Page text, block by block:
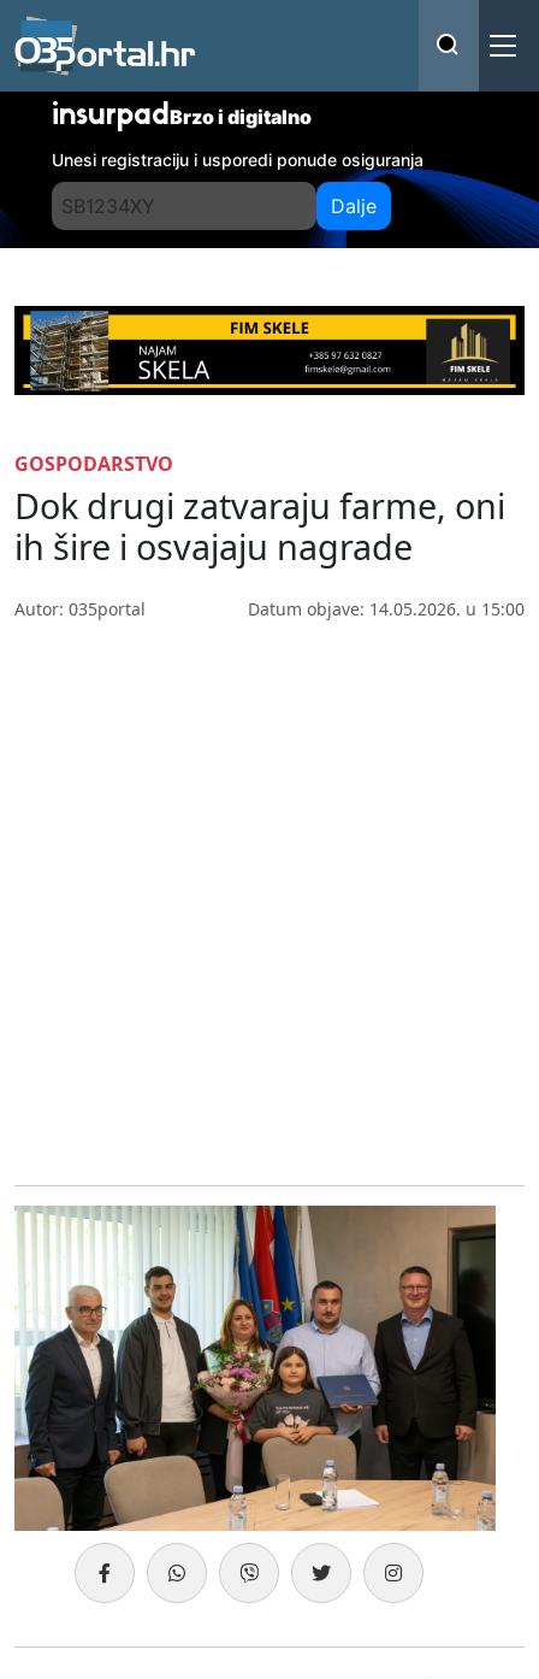
insurpadBrzo i digitalno
Unesi registraciju i usporedi ponude osiguranja
Dalje
GOSPODARSTVO
Dok drugi zatvaraju farme, oni
ih šire i osvajaju nagrade
Autor: 035portal Datum objave: 14.05.2026. u 15:00